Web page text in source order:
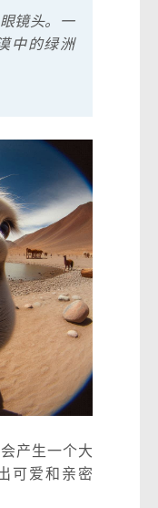
镜头。一
中的绿洲
产生一个大
可爱和亲密